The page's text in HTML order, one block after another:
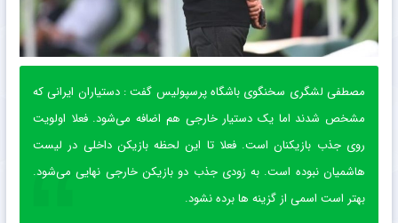
مصطفی لشگری سخنگوی باشگاه پرسپولیس گفت : دستیاران ایرانی که
مشخص شدند اما یک دستیار خارجی هم اضافه می‌شود. فعلا اولویت
روی جذب بازیکنان است. فعلا تا این لحظه بازیکن داخلی در لیست
هاشمیان نبوده است. به زودی جذب دو بازیکن خارجی نهایی می‌شود.
بهتر است اسمی از گزینه‌ ها برده نشود.